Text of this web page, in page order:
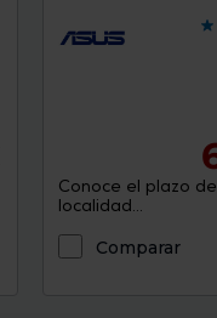
Conoce el plazo
localidad...
Comparar